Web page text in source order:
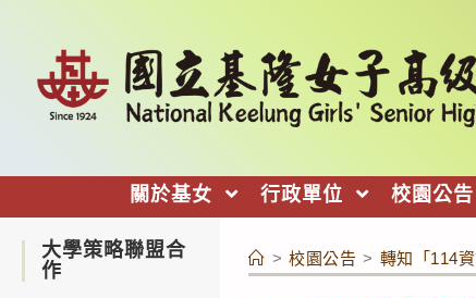
關於基女 行政單位 校園公告
> 校園公告 > 轉知「114
大學策略聯盟合
作